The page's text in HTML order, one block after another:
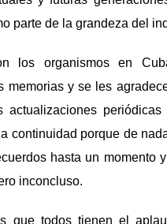
parte de la grandeza del
los organismos en
memorias y se les
actualizaciones
continuidad porque de
hasta un momento
inconcluso.
que todos tienen el